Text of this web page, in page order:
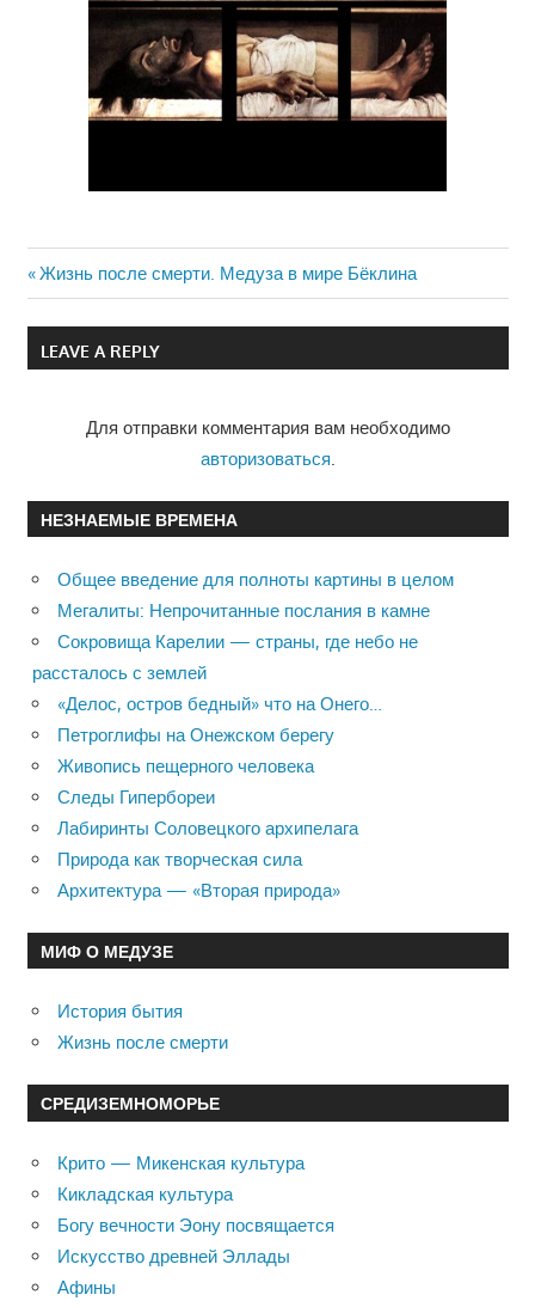
Навигация
по
Previous
Post:
Жизнь после смерти. Медуза в мире Бёклина
LEAVE A REPLY
Для отправки комментария вам необходимо
авторизоваться
НЕЗНАЕМЫЕ ВРЕМЕНА
Общее введение для полноты картины в целом
Мегалиты: Непрочитанные послания в камне
Сокровища Карелии — страны, где небо не
рассталось с землей
«Делос, остров бедный» что на Онего…
Петроглифы на Онежском берегу
Живопись пещерного человека
Следы Гипербореи
Лабиринты Соловецкого архипелага
Природа как творческая сила
Архитектура — «Вторая природа»
МИФ О МЕДУЗЕ
История бытия
Жизнь после смерти
СРЕДИЗЕМНОМОРЬЕ
Крито — Микенская культура
Кикладская культура
Богу вечности Эону посвящается
Искусство древней Эллады
Афины